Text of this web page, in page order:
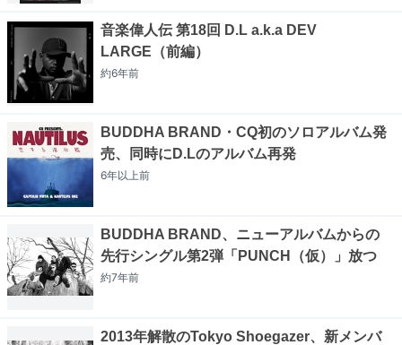
音楽偉人伝 第18回 D.L a.k.a DEV
LARGE（前編）
約6年前
BUDDHA BRAND・CQ初のソロアルバム発
売、同時にD.Lのアルバム再発
6年以上前
BUDDHA BRAND、ニューアルバムからの
先行シングル第2弾「PUNCH（仮）」放つ
約7年前
2013年解散のTokyo Shoegazer、新メンバ